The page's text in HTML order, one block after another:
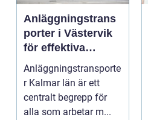
Anläggningstrans
porter i Västervik
för effektiva
byggprojekt
Anläggningstransporte
r Kalmar län är ett
centralt begrepp för
alla som arbetar m...